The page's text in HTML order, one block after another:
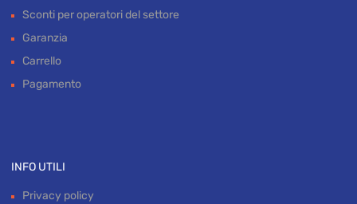
Sconti per operatori del settore
Garanzia
Carrello
Pagamento
INFO UTILI
Privacy policy